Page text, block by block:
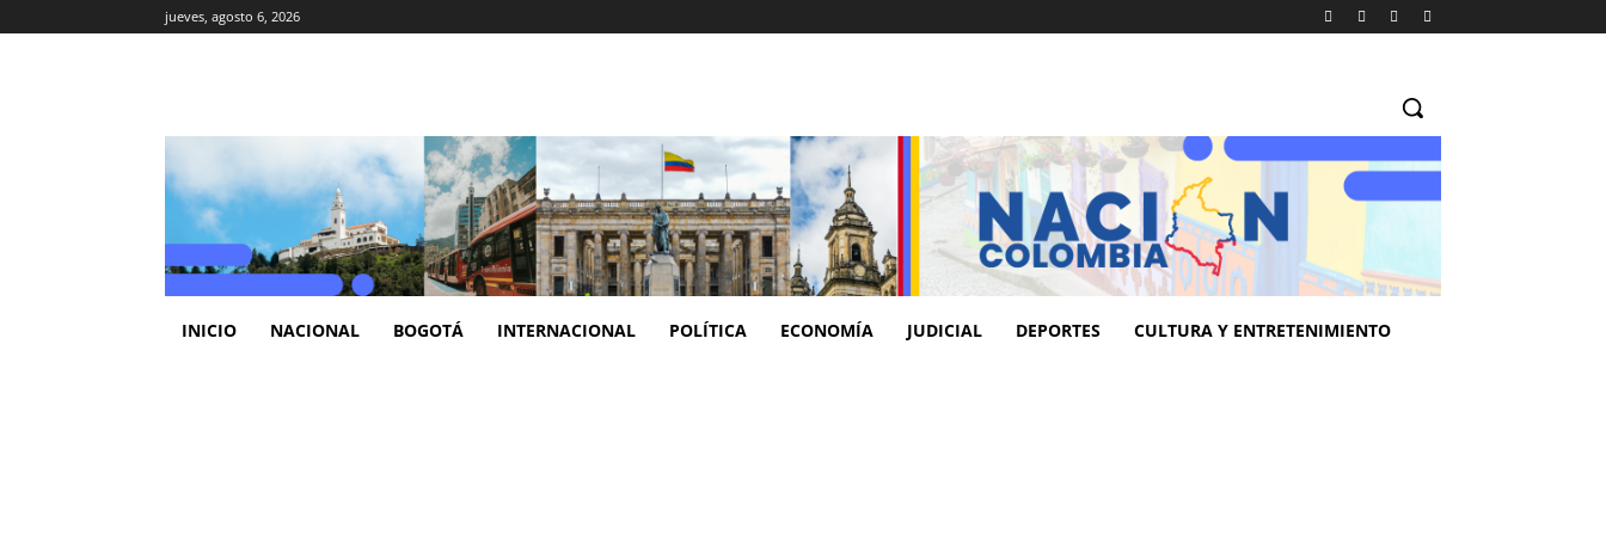
jueves, agosto 6, 2026
INICIO NACIONAL BOGOTÁ INTERNACIONAL POLÍTICA ECONOMÍA JUDICIAL DEPORTES CULTURA Y ENTRETENIMIENTO